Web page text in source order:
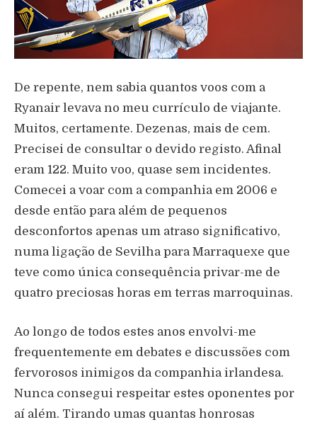
De repente, nem sabia quantos voos com a
Ryanair levava no meu currículo de viajante.
Muitos, certamente. Dezenas, mais de cem.
Precisei de consultar o devido registo. Afinal
eram 122. Muito voo, quase sem incidentes.
Comecei a voar com a companhia em 2006 e
desde então para além de pequenos
desconfortos apenas um atraso significativo,
numa ligação de Sevilha para Marraquexe que
teve como única consequência privar-me de
quatro preciosas horas em terras marroquinas.
Ao longo de todos estes anos envolvi-me
frequentemente em debates e discussões com
fervorosos inimigos da companhia irlandesa.
Nunca consegui respeitar estes oponentes por
aí além. Tirando umas quantas honrosas